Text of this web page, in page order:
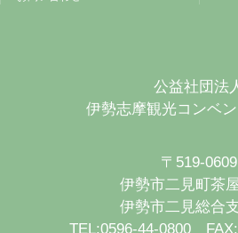
公益社団法
伊勢志摩観光コンベ
〒519-0609
伊勢市二見町茶
伊勢市二見総合
TEL:0596-44-0800